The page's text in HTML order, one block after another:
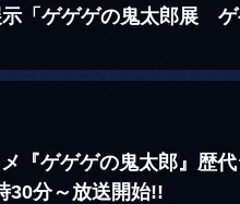
「ゲゲゲの鬼太郎展 ゲ
『ゲゲゲの鬼太郎』歴
30分～放送開始!!